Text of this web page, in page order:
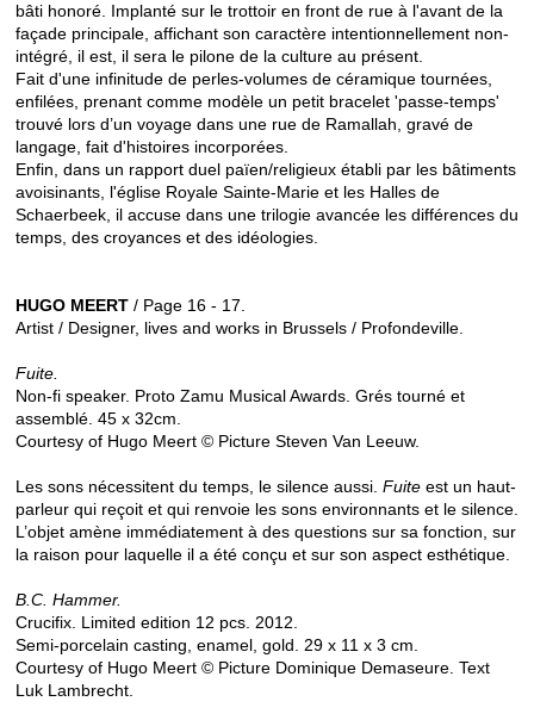
bâti honoré. Implanté sur le trottoir en front de rue à l'avant de la
façade principale, affichant son caractère intentionnellement non-
intégré, il est, il sera le pilone de la culture au présent.
Fait d'une infinitude de perles-volumes de céramique tournées,
enfilées, prenant comme modèle un petit bracelet 'passe-temps'
trouvé lors d’un voyage dans une rue de Ramallah, gravé de
langage, fait d'histoires incorporées.
Enfin, dans un rapport duel païen/religieux établi par les bâtiments
avoisinants, l'église Royale Sainte-Marie et les Halles de
Schaerbeek, il accuse dans une trilogie avancée les différences du
temps, des croyances et des idéologies.
HUGO MEERT / Page 16 - 17.
Artist / Designer, lives and works in Brussels / Profondeville.
Fuite.
Non-fi speaker. Proto Zamu Musical Awards. Grés tourné et
assemblé. 45 x 32cm.
Courtesy of Hugo Meert © Picture Steven Van Leeuw.
Les sons nécessitent du temps, le silence aussi. Fuite est un haut-
parleur qui reçoit et qui renvoie les sons environnants et le silence.
L’objet amène immédiatement à des questions sur sa fonction, sur
la raison pour laquelle il a été conçu et sur son aspect esthétique.
B.C. Hammer.
Crucifix. Limited edition 12 pcs. 2012.
Semi-porcelain casting, enamel, gold. 29 x 11 x 3 cm.
Courtesy of Hugo Meert © Picture Dominique Demaseure. Text
Luk Lambrecht.